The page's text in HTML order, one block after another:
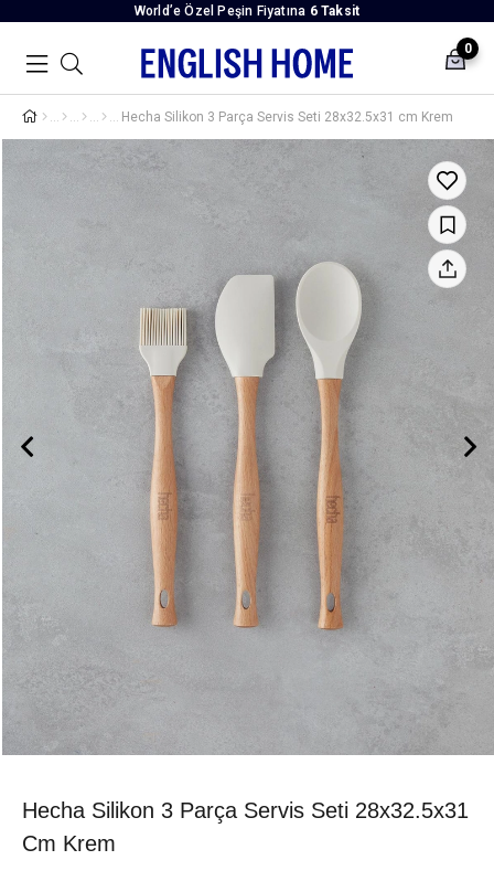
World’e Özel Peşin Fiyatına 6 Taksit
0
Hecha Silikon 3 Parça Servis Seti 28x32.5x31 cm Krem
Hecha Silikon 3 Parça Servis Seti 28x32.5x31
Cm Krem